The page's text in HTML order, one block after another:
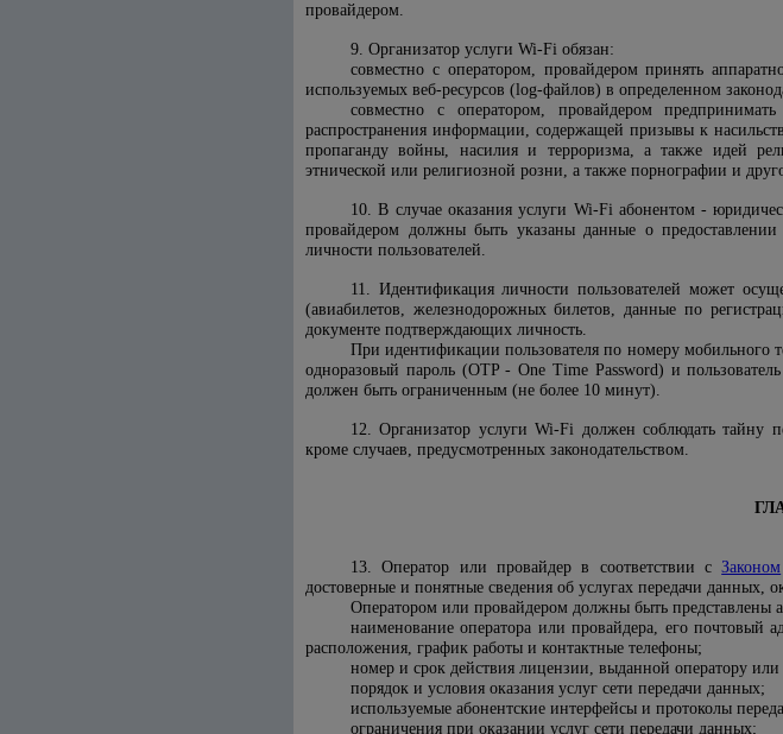
провайдером.
9. Организатор услуги Wi-Fi обязан:
совместно с оператором, провайдером принять
используемых веб-ресурсов (log-файлов) в определенном
совместно с оператором, провайдером
распространения информации, содержащей призывы к
пропаганду войны, насилия и терроризма, а также идей
этнической или религиозной розни, а также порнографии и
10. В случае оказания услуги Wi-Fi абонентом -
провайдером должны быть указаны данные о
личности пользователей.
11. Идентификация личности пользователей может
(авиабилетов, железнодорожных билетов, данные по
документе подтверждающих личность.
При идентификации пользователя по номеру мобильного
одноразовый пароль (OTP - One Time Password) и
должен быть ограниченным (не более 10 минут).
12. Организатор услуги Wi-Fi должен соблюдать тайну
кроме случаев, предусмотренных законодательством.
13. Оператор или провайдер в соответствии сЗаконом
достоверные и понятные сведения об услугах передачи данных,
Оператором или провайдером должны быть представлены
наименование оператора или провайдера, его почтовый
расположения, график работы и контактные телефоны;
номер и срок действия лицензии, выданной оператору или
порядок и условия оказания услуг сети передачи данных;
используемые абонентские интерфейсы и протоколы
ограничения при оказании услуг сети передачи данных;